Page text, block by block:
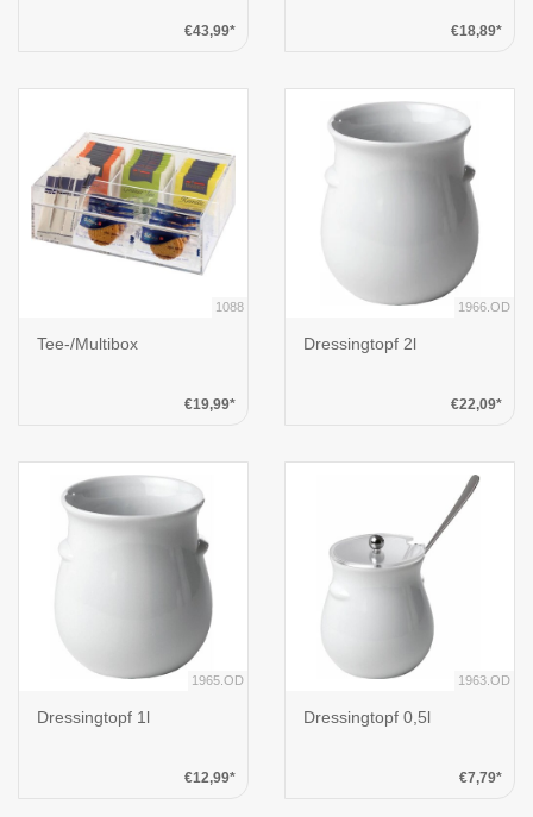
€43,99* €18,89*
1088
Tee-/Multibox
€19,99*
1966.OD
Dressingtopf 2l
€22,09*
1965.OD
Dressingtopf 1l
€12,99*
1963.OD
Dressingtopf 0,5l
€7,79*